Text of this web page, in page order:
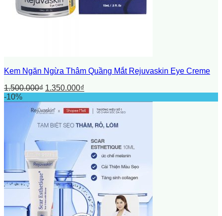
Kem Ngăn Ngừa Thâm Quầng Mắt Rejuvaskin Eye Creme
1.500.000₫ 1.350.000₫
-10%